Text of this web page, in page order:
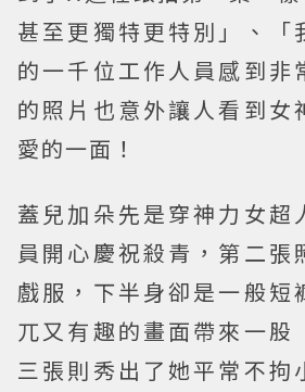
甚至更獨特更特別」、「
的一千位工作人員感到非
的照片也意外讓人看到女
愛的一面！
蓋兒加朵先是穿神力女超
員開心慶祝殺青，第二張
戲服，下半身卻是一般短
兀又有趣的畫面帶來一股
三張則秀出了她平常不拘